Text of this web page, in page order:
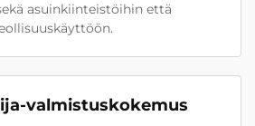
asuinkiinteistöihin että
valmistuskokemus